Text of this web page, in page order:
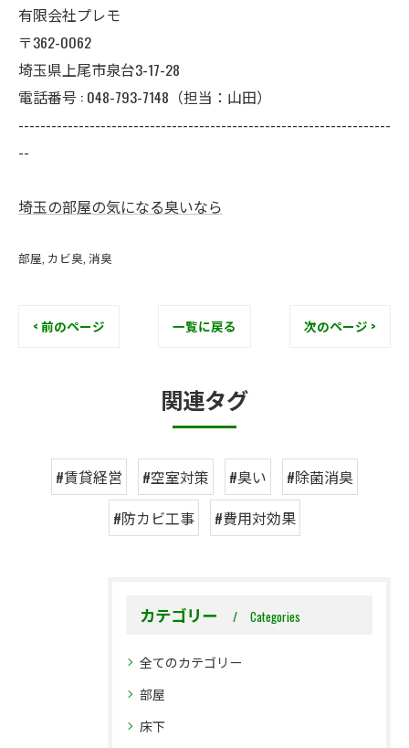
有限会社プレモ
〒362-0062
埼玉県上尾市泉台3-17-28
電話番号 : 048-793-7148（担当：山田）
--------------------------------------------------------------------
--
埼玉の部屋の気になる臭いなら
部屋 カビ臭 消臭
< 前のページ 一覧に戻る 次のページ >
関連タグ
#賃貸経営 #空室対策 #臭い
#除菌消臭
#防カビ工事
#費用対効果
カテゴリー Categories
全てのカテゴリー
部屋
床下